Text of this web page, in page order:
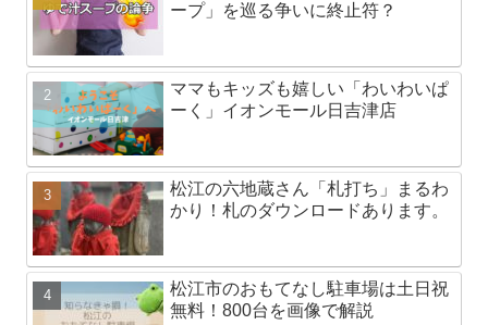
ープ」を巡る争いに終止符？
ママもキッズも嬉しい「わいわいぱ
ーく」イオンモール日吉津店
松江の六地蔵さん「札打ち」まるわ
かり！札のダウンロードあります。
松江市のおもてなし駐車場は土日祝
無料！800台を画像で解説